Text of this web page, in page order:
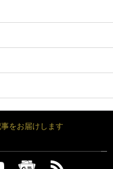
をお届けします